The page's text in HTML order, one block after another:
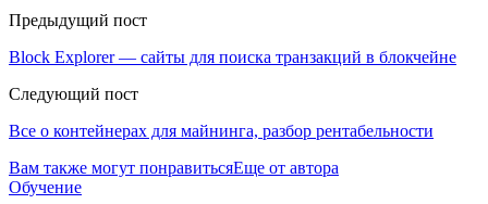
Предыдущий пост
Block Explorer — сайты для поиска транзакций в блокчейне
Следующий пост
Все о контейнерах для майнинга, разбор рентабельности
Вам также могут понравитьсяЕще от автора
Обучение